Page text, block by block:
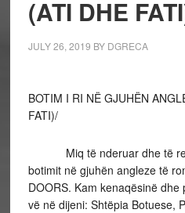
(ATI DHE
JULY 26, 2019 BY DGRECA
BOTIM I RI NË GJUHËN
FATI)/
Miq të nderuar dhe të
botimit në gjuhën angleze të
DOORS. Kam kenaqësinë dhe
vë në dijeni: Shtëpia Botuese,